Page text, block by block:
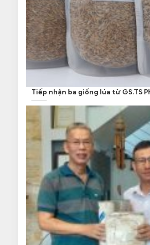
Tiếp nhận ba giống lúa từ GS.TS